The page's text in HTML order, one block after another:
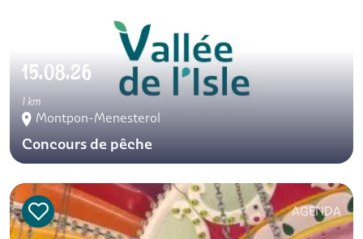
15.08.26
1 km
Montpon-Menesterol
Concours de pêche
AGENDA